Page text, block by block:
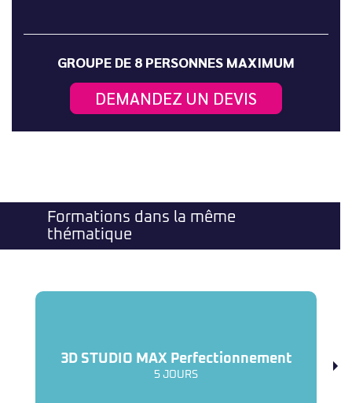
GROUPE DE 8 PERSONNES MAXIMUM
DEMANDEZ UN DEVIS
Formations dans la même
thématique
3D STUDIO MAX Perfectionnement
5 JOURS